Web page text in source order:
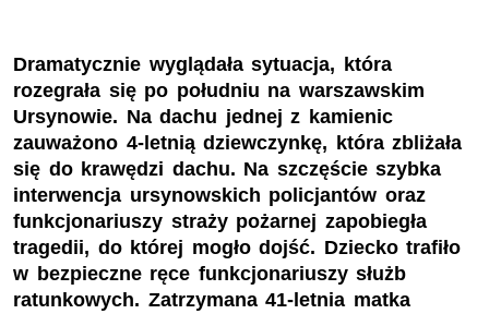
Dramatycznie wyglądała sytuacja, która
rozegrała się po południu na warszawskim
Ursynowie. Na dachu jednej z kamienic
zauważono 4-letnią dziewczynkę, która zbliżała
się do krawędzi dachu. Na szczęście szybka
interwencja ursynowskich policjantów oraz
funkcjonariuszy straży pożarnej zapobiegła
tragedii, do której mogło dojść. Dziecko trafiło
w bezpieczne ręce funkcjonariuszy służb
ratunkowych. Zatrzymana 41-letnia matka